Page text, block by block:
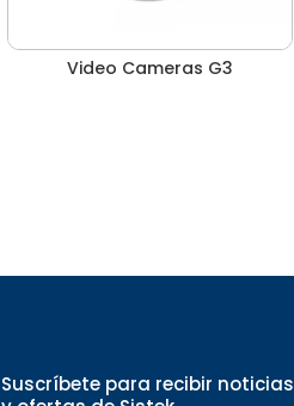
Video Cameras G3
Suscríbete para recibir noticias